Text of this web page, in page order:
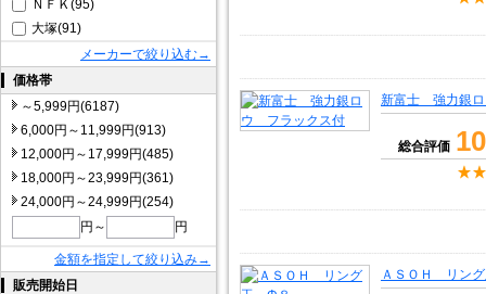
ＮＦＫ(95)
大塚(91)
メーカーで絞り込む→
価格帯
～5,999円(6187)
6,000円～11,999円(913)
12,000円～17,999円(485)
18,000円～23,999円(361)
24,000円～24,999円(254)
円～
円
金額を指定して絞り込み→
販売開始日
新富士 強力銀
総合評価
ＡＳＯＨ リン